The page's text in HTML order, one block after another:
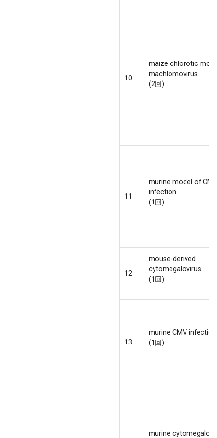
10
maize chlorotic
machlomovirus
(2回)
11
murine model of
infection
(1回)
12
mouse-derived
cytomegalovirus
(1回)
13
murine CMV infection
(1回)
murine